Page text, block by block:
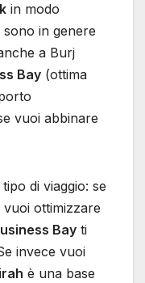
in modo
in genere
a Burj
Bay (ottima
vuoi abbinare
di viaggio: se
ottimizzare
Bay ti
invece vuoi
è una base